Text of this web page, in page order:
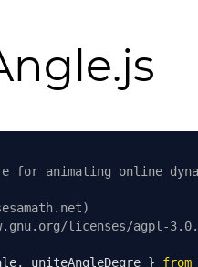
for animating online
licenses/agpl-
, uniteAngleDegre } from